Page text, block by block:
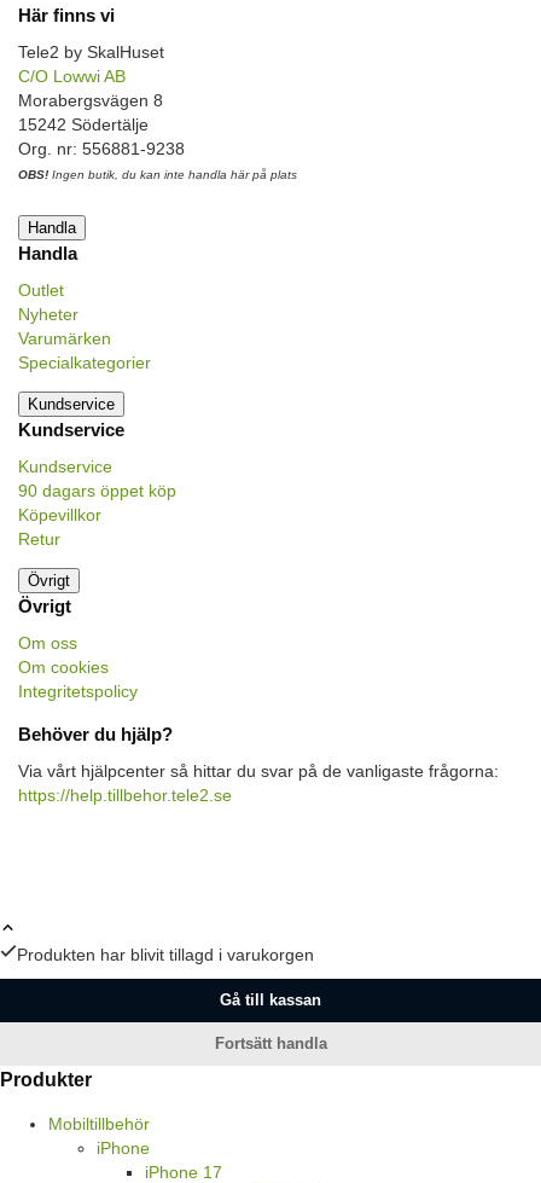
Här finns vi
Tele2 by SkalHuset
C/O Lowwi AB
Morabergsvägen 8
15242 Södertälje
Org. nr: 556881-9238
OBS! Ingen butik, du kan inte handla här på plats
Handla
Handla
Outlet
Nyheter
Varumärken
Specialkategorier
Kundservice
Kundservice
Kundservice
90 dagars öppet köp
Köpevillkor
Retur
Övrigt
Övrigt
Om oss
Om cookies
Integritetspolicy
Behöver du hjälp?
Via vårt hjälpcenter så hittar du svar på de vanligaste frågorna:
https://help.tillbehor.tele2.se
Produkten har blivit tillagd i varukorgen
Gå till kassan
Fortsätt handla
Produkter
Mobiltillbehör
iPhone
iPhone 17